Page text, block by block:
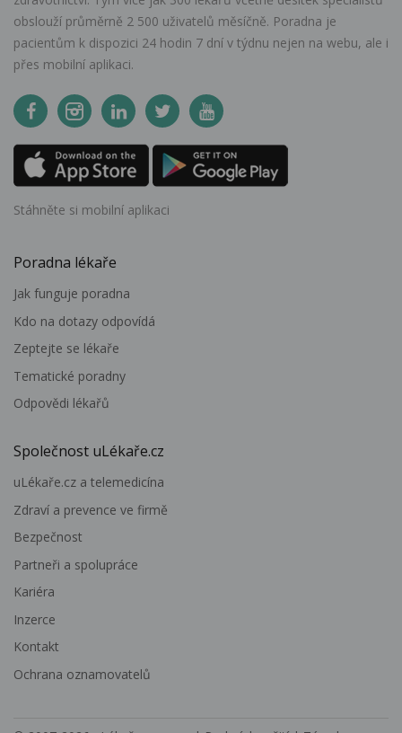
obslouží průměrně 2 500 uživatelů měsíčně. Poradna je
pacientům k dispozici 24 hodin 7 dní v týdnu nejen na webu, ale i
přes mobilní aplikaci.
Stáhněte si mobilní aplikaci
Poradna lékaře
Jak funguje poradna
Kdo na dotazy odpovídá
Zeptejte se lékaře
Tematické poradny
Odpovědi lékařů
Společnost uLékaře.cz
uLékaře.cz a telemedicína
Zdraví a prevence ve firmě
Bezpečnost
Partneři a spolupráce
Kariéra
Inzerce
Kontakt
Ochrana oznamovatelů